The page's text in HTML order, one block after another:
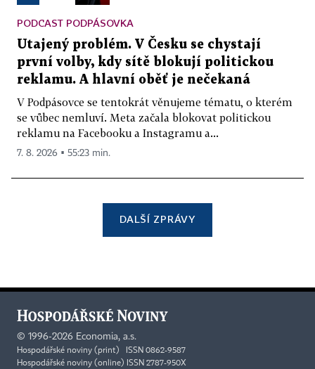
PODCAST PODPÁSOVKA
Utajený problém. V Česku se chystají
první volby, kdy sítě blokují politickou
reklamu. A hlavní oběť je nečekaná
V Podpásovce se tentokrát věnujeme tématu, o kterém
se vůbec nemluví. Meta začala blokovat politickou
reklamu na Facebooku a Instagramu a...
7. 8. 2026 ▪ 55:23 min.
DALŠÍ ZPRÁVY
© 1996-2026 Economia, a.s.
Hospodářské noviny (print) ISSN 0862-9587
Hospodářské noviny (online) ISSN 2787-950X